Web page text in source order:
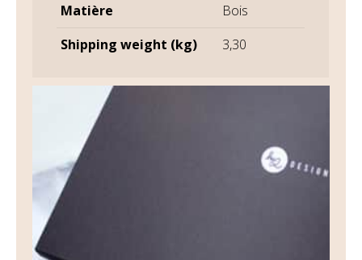
Matière
Bois
Shipping weight (kg)
3,30